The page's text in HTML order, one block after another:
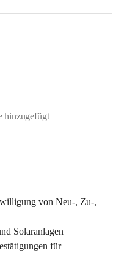
hinzugefügt
von Neu-, Zu-,
Solaranlagen
für